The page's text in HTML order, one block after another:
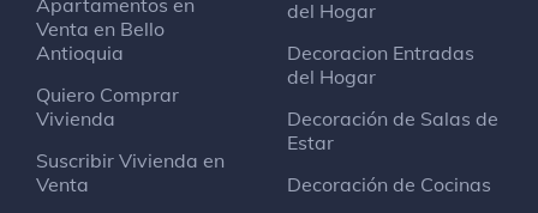
Apartamentos en
Venta en Bello
Antioquia
Quiero Comprar
Vivienda
Suscribir Vivienda en
Venta
del Hogar
Decoracion Entradas
del Hogar
Decoración de Salas de
Estar
Decoración de Cocinas